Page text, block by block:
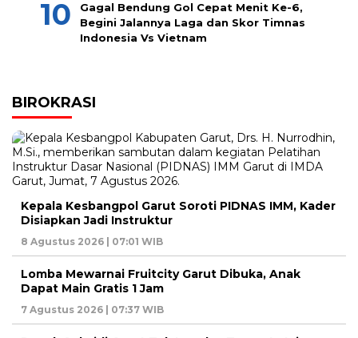
Gagal Bendung Gol Cepat Menit Ke-6,
Begini Jalannya Laga dan Skor Timnas
Indonesia Vs Vietnam
BIROKRASI
Kepala Kesbangpol Garut Soroti PIDNAS IMM, Kader
Disiapkan Jadi Instruktur
8 Agustus 2026 | 07:01 WIB
Lomba Mewarnai Fruitcity Garut Dibuka, Anak
Dapat Main Gratis 1 Jam
7 Agustus 2026 | 07:37 WIB